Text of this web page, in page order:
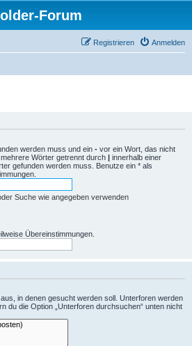
Forum
Anmelden
Registrieren
werden muss und ein - vor ein Wort, das nicht
Wörter getrennt durch | innerhalb einer
gefunden werden muss. Benutze ein * als
Suche wie angegeben verwenden
Übereinstimmungen.
in denen gesucht werden soll. Unterforen werden
du die Option „Unterforen durchsuchen“ unten nicht